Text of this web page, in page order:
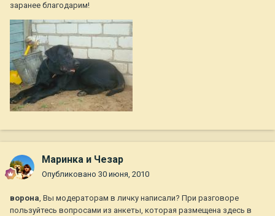
заранее благодарим!
Маринка и Чезар
Опубликовано 30 июня, 2010
ворона, Вы модераторам в личку написали? При разговоре
пользуйтесь вопросами из анкеты, которая размещена здесь в